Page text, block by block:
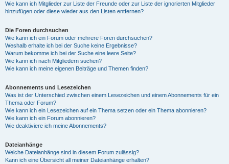
Wie kann ich Mitglieder zur Liste der Freunde oder zur Liste der ignorierten Mitglieder
hinzufügen oder diese wieder aus den Listen entfernen?
Die Foren durchsuchen
Wie kann ich ein Forum oder mehrere Foren durchsuchen?
Weshalb erhalte ich bei der Suche keine Ergebnisse?
Warum bekomme ich bei der Suche eine leere Seite?
Wie kann ich nach Mitgliedern suchen?
Wie kann ich meine eigenen Beiträge und Themen finden?
Abonnements und Lesezeichen
Was ist der Unterschied zwischen einem Lesezeichen und einem Abonnements für ein
Thema oder Forum?
Wie kann ich ein Lesezeichen auf ein Thema setzen oder ein Thema abonnieren?
Wie kann ich ein Forum abonnieren?
Wie deaktiviere ich meine Abonnements?
Dateianhänge
Welche Dateianhänge sind in diesem Forum zulässig?
Kann ich eine Übersicht all meiner Dateianhänge erhalten?